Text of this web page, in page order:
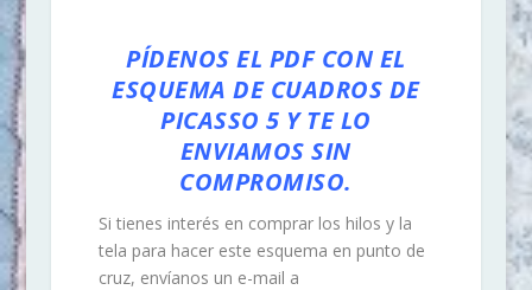
PÍDENOS EL PDF CON EL
ESQUEMA DE CUADROS DE
PICASSO 5 Y TE LO
ENVIAMOS SIN
COMPROMISO.
Si tienes interés en comprar los hilos y la
tela para hacer este esquema en punto de
cruz, envíanos un e-mail a